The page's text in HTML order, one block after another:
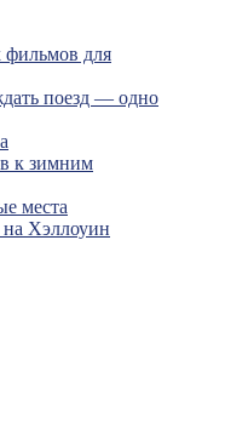
для
поезд — одно
к зимним
места
Хэллоуин